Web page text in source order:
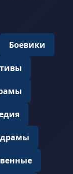
Боевики